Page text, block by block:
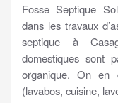
Fosse Septique
dans les travaux
septique à
domestiques sont
organique. On
(lavabos, cuisine,